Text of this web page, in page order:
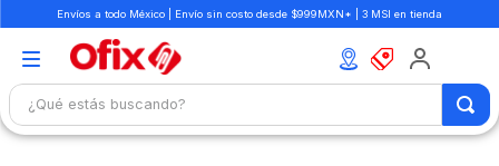
Envíos a todo México | Envío sin costo desde $999MXN* | 3 MSI en tienda
¿Qué estás buscando?